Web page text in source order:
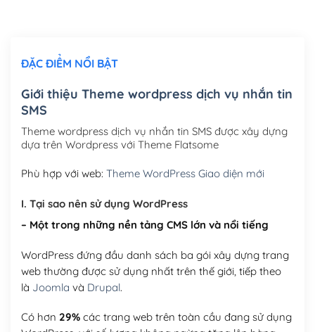
Mua thêm Host + Tên miền
Tên miền quốc tế .com .net .org (1 năm)
(+300,000₫)
Hosting 2GB SSD (1 năm)(+450,000₫)
Hosting 3GB SSD (1 năm)(+550,000₫)
Hosting 5GB SSD (1 năm)
Hosting 8GB SSD (1 năm) (+950,000₫)
ĐẶC ĐIỂM NỔI BẬT
Giới thiệu Theme wordpress dịch vụ nhắn tin
SMS
Theme wordpress dịch vụ nhắn tin SMS được xây dựng
dựa trên Wordpress với Theme Flatsome
Phù hợp với web: Theme WordPress Giao diện mới
I. Tại sao nên sử dụng WordPress
– Một trong những nền tảng CMS lớn và nổi tiếng
WordPress đứng đầu danh sách ba gói xây dựng trang
web thường được sử dụng nhất trên thế giới, tiếp theo
là Joomla và Drupal.
Có hơn 29%các trang web trên toàn cầu đang sử dụng